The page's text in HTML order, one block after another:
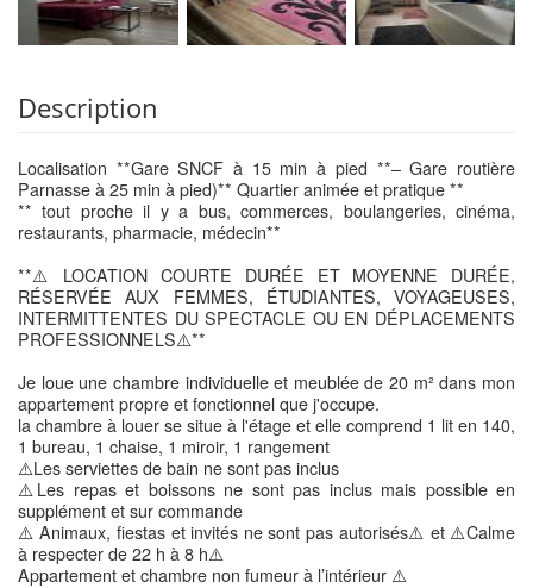
Description
Localisation **Gare SNCF à 15 min à pied **– Gare routière
Parnasse à 25 min à pied)** Quartier animée et pratique **
** tout proche il y a bus, commerces, boulangeries, cinéma,
restaurants, pharmacie, médecin**
**⚠️LOCATION COURTE DURÉE ET MOYENNE DURÉE,
RÉSERVÉE AUX FEMMES, ÉTUDIANTES, VOYAGEUSES,
INTERMITTENTES DU SPECTACLE OU EN DÉPLACEMENTS
PROFESSIONNELS⚠️**
Je loue une chambre individuelle et meublée de 20 m² dans mon
appartement propre et fonctionnel que j'occupe.
la chambre à louer se situe à l'étage et elle comprend 1 lit en 140,
1 bureau, 1 chaise, 1 miroir, 1 rangement
⚠️Les serviettes de bain ne sont pas inclus
⚠️Les repas et boissons ne sont pas inclus mais possible en
supplément et sur commande
⚠️ Animaux, fiestas et invités ne sont pas autorisés⚠️ et ⚠️Calme
à respecter de 22 h à 8 h⚠️
Appartement et chambre non fumeur à l’intérieur ⚠️